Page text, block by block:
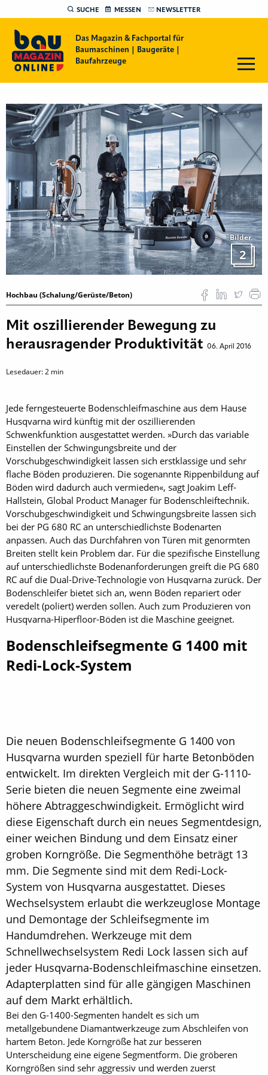
SUCHE MESSEN NEWSLETTER
Das Magazin & Fachportal für
Baumaschinen | Baugeräte |
Baufahrzeuge
Bilder
2
Hochbau (Schalung/Gerüste/Beton)
Mit oszillierender Bewegung zu
herausragender Produktivität 06. April 2016
Lesedauer:2 min
Jede ferngesteuerte Bodenschleifmaschine aus dem Hause
Husqvarna wird künftig mit der oszillierenden
Schwenkfunktion ausgestattet werden. »Durch das variable
Einstellen der Schwingungsbreite und der
Vorschubgeschwindigkeit lassen sich erstklassige und sehr
flache Böden produzieren. Die sogenannte Rippenbildung auf
Böden wird dadurch auch vermieden«, sagt Joakim Leff-
Hallstein, Global Product Manager für Bodenschleiftechnik.
Vorschubgeschwindigkeit und Schwingungsbreite lassen sich
bei der PG 680 RC an unterschiedlichste Bodenarten
anpassen. Auch das Durchfahren von Türen mit genormten
Breiten stellt kein Problem dar. Für die spezifische Einstellung
auf unterschiedlichste Bodenanforderungen greift die PG 680
RC auf die Dual-Drive-Technologie von Husqvarna zurück. Der
Bodenschleifer bietet sich an, wenn Böden repariert oder
veredelt (poliert) werden sollen. Auch zum Produzieren von
Husqvarna-Hiperfloor-Böden ist die Maschine geeignet.
Bodenschleifsegmente G 1400 mit
Redi-Lock-System
Die neuen Bodenschleifsegmente G 1400 von
Husqvarna wurden speziell für harte Betonböden
entwickelt. Im direkten Vergleich mit der G-1110-
Serie bieten die neuen Segmente eine zweimal
höhere Abtraggeschwindigkeit. Ermöglicht wird
diese Eigenschaft durch ein neues Segmentdesign,
einer weichen Bindung und dem Einsatz einer
groben Korngröße. Die Segmenthöhe beträgt 13
mm. Die Segmente sind mit dem Redi-Lock-
System von Husqvarna ausgestattet. Dieses
Wechselsystem erlaubt die werkzeuglose Montage
und Demon­tage der Schleifsegmente im
Handumdrehen. Werkzeuge mit dem
Schnellwechselsystem Redi Lock lassen sich auf
jeder Husqvarna-Bodenschleifmaschine einsetzen.
Adapterplatten sind für alle gängigen Maschinen
auf dem Markt erhältlich.
Bei den G-1400-Segmenten handelt es sich um
metallgebundene Diamantwerkzeuge zum Abschleifen von
hartem Beton. Jede Korngröße hat zur besseren
Unterscheidung eine eigene Segmentform. Die gröberen
Korngrößen sind sehr aggressiv und werden zuerst